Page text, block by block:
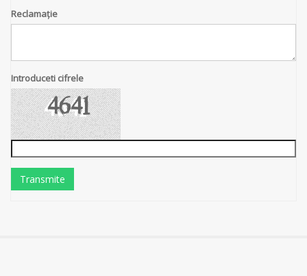
Reclamație
Introduceti cifrele
Transmite